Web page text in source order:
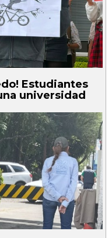
Estudiantes
universidad